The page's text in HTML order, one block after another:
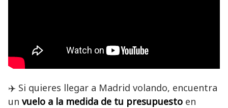
✈️ Si quieres llegar a Madrid volando, encuentra
un vuelo a la medida de tu presupuesto en